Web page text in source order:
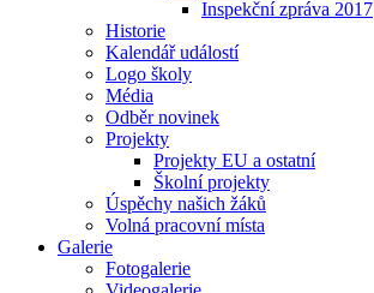
Inspekční zpráva 2017
Historie
Kalendář událostí
Logo školy
Média
Odběr novinek
Projekty
Projekty EU a ostatní
Školní projekty
Úspěchy našich žáků
Volná pracovní místa
Galerie
Fotogalerie